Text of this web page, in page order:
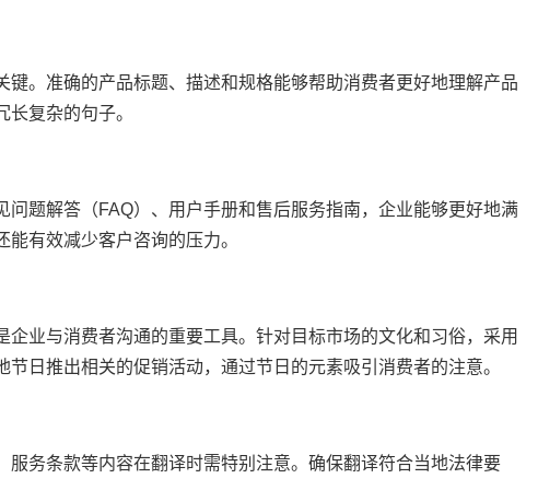
。准确的产品标题、描述和规格能够帮助消费者更好地理解产品
复杂的句子。
题解答（FAQ）、用户手册和售后服务指南，企业能够更好地满
有效减少客户咨询的压力。
业与消费者沟通的重要工具。针对目标市场的文化和习俗，采用
日推出相关的促销活动，通过节日的元素吸引消费者的注意。
务条款等内容在翻译时需特别注意。确保翻译符合当地法律要